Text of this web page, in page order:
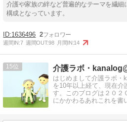
介護や家族の絆など普遍的なテーマを繊
構成となっています。
1636496 2
週間IN:7 週間OUT:98 月間IN:14
15 介護ラボ・
はじめまして介護ラボ・
を10年以上経て、現在
す。このブログは２０２
にかかわるあれこれを書